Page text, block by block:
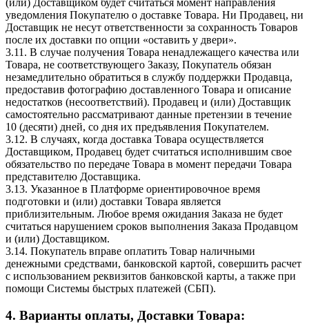
(или) Доставщиком будет считаться момент направления
уведомления Покупателю о доставке Товара. Ни Продавец, ни
Доставщик не несут ответственности за сохранность Товаров
после их доставки по опции «оставить у двери».
3.11. В случае получения Товара ненадлежащего качества или
Товара, не соответствующего Заказу, Покупатель обязан
незамедлительно обратиться в службу поддержки Продавца,
предоставив фотографию доставленного Товара и описание
недостатков (несоответствий). Продавец и (или) Доставщик
самостоятельно рассматривают данные претензии в течение
10 (десяти) дней, со дня их предъявления Покупателем.
3.12. В случаях, когда доставка Товара осуществляется
Доставщиком, Продавец будет считаться исполнившим свое
обязательство по передаче Товара в момент передачи Товара
представителю Доставщика.
3.13. Указанное в Платформе ориентировочное время
подготовки и (или) доставки Товара является
приблизительным. Любое время ожидания Заказа не будет
считаться нарушением сроков выполнения Заказа Продавцом
и (или) Доставщиком.
3.14. Покупатель вправе оплатить Товар наличными
денежными средствами, банковской картой, совершить расчет
с использованием реквизитов банковской карты, а также при
помощи Системы быстрых платежей (СБП).
4. Варианты оплаты, Доставки Товара: